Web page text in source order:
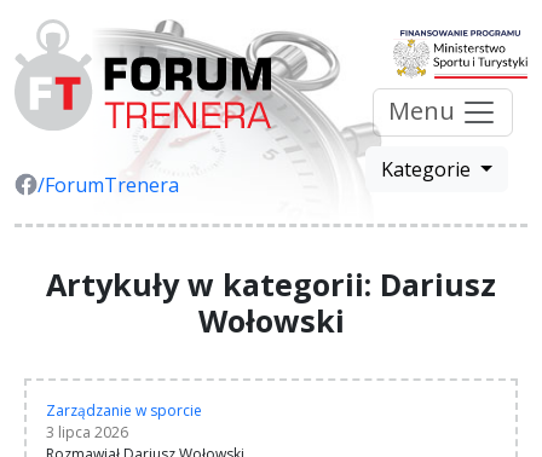
/ForumTrenera
Menu
Kategorie
Artykuły w kategorii: Dariusz
Wołowski
Zarządzanie w sporcie
3 lipca 2026